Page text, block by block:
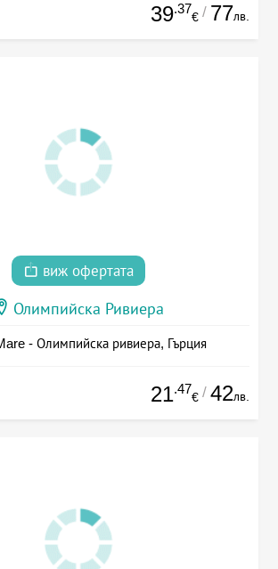
39.37
€ / 77лв.
виж офертата
Олимпийска Ривиера
- Олимпийска ривиера, Гърция
21.47
€ / 42лв.